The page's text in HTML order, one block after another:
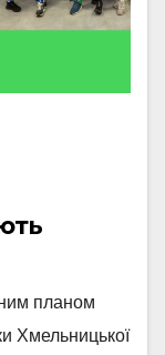
планом
Хмельницької